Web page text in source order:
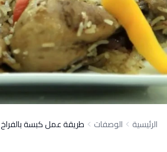
الرئيسية الوصفات طريقة عمل كبسة بالفراخ